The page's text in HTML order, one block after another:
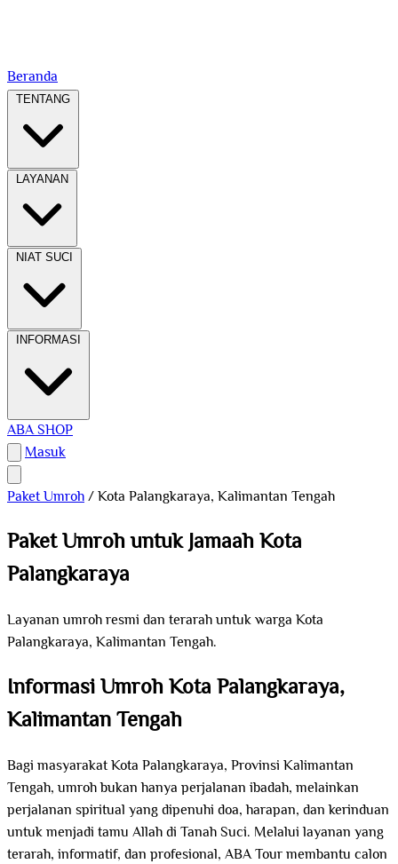
Beranda
TENTANG
LAYANAN
NIAT SUCI
INFORMASI
ABA SHOP
Masuk
Paket Umroh/Kota Palangkaraya, Kalimantan Tengah
Paket Umroh untuk Jamaah Kota
Palangkaraya
Layanan umroh resmi dan terarah untuk warga Kota
Palangkaraya, Kalimantan Tengah.
Informasi Umroh Kota Palangkaraya,
Kalimantan Tengah
Bagi masyarakat Kota Palangkaraya, Provinsi Kalimantan
Tengah, umroh bukan hanya perjalanan ibadah, melainkan
perjalanan spiritual yang dipenuhi doa, harapan, dan kerinduan
untuk menjadi tamu Allah di Tanah Suci. Melalui layanan yang
terarah, informatif, dan profesional, ABA Tour membantu calon